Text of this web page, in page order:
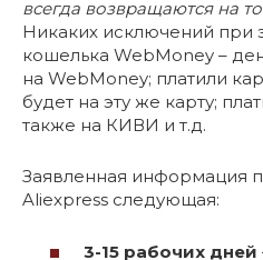
всегда возвращаются на
Никаких исключений при
кошелька WebMoney –
на WebMoney; платили
будет на эту же карту;
также на КИВИ и т.д.
Заявленная информация
Aliexpress следующая:
3-15 рабочих дней